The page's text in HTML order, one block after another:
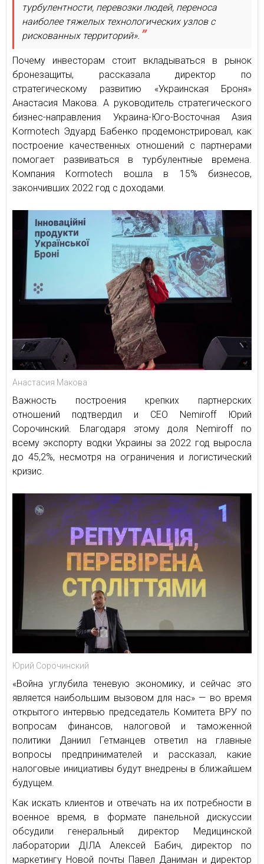
турбулентности, перевозки людей, переноса
наиболее тяжелых технологических узлов с
рискованных территорий».
Почему инвесторам стоит вкладываться в рынок
бронезащиты, рассказала директор по
стратегическому развитию «Украинская Броня»
Анастасия Макова. А руководитель стратегического
бизнес-направления Украина-Юго-Восточная Азия
Kormotech Эдуард Бабенко продемонстрировал, как
построение качественных отношений с партнерами
помогает развиваться в турбулентные времена.
Компания Kormotech вошла в 15% бизнесов,
закончивших 2022 год с доходами.
Анастасия Макова
Важность построения крепких партнерских
отношений подтвердил и СЕО Nemiroff Юрий
Сорочинский. Благодаря этому доля Nemiroff по
всему экспорту водки Украины за 2022 год выросла
до 45,2%, несмотря на ограничения и логистический
кризис.
Юрий Сорочинский
«Война углубила теневую экономику, и сейчас это
является наибольшим вызовом для нас» — во время
открытого интервью председатель Комитета ВРУ по
вопросам финансов, налоговой и таможенной
политики Даниил Гетманцев ответил на главные
вопросы предпринимателей и рассказал, какие
налоговые инициативы будут внедрены в ближайшем
будущем.
Как искать клиентов и отвечать на их потребности в
военное время, в формате панельной дискуссии
обсудили генеральный директор Медицинской
лаборатории ДІЛА Алексей Бабич, директор по
маркетингу Новой почты Павел Даниман и директор